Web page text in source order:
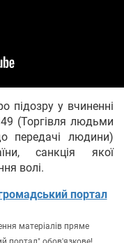
підозру у вчиненні
(Торгівля людьми
передачі людини)
санкція якої
волі.
портал
матеріалів пряме